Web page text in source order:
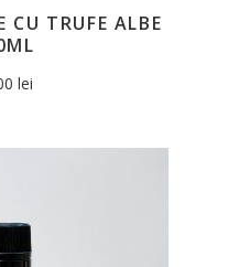
CU TRUFE ALBE
lei